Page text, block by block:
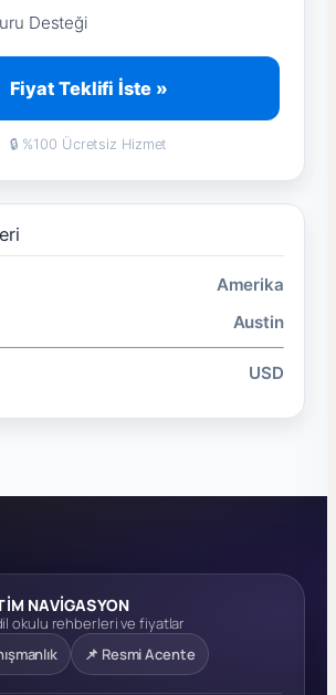
Desteği
Fiyat Teklifi İste »
🔒 %100 Ücretsiz Hizmet
Amerika
Austin
USD
NAVİGASYON
okulu rehberleri ve fiyatlar
📌 Resmi Acente